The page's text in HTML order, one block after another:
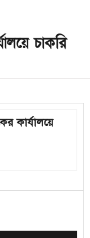
চাকরি
কার্যালয়ে